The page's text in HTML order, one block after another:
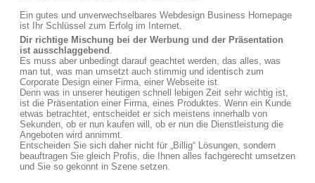
Ein gutes und unverwechselbares Webdesign Business Homepage
ist Ihr Schlüssel zum Erfolg im Internet.
Dir richtige Mischung bei der Werbung und der Präsentation
ist ausschlaggebend .
Es muss aber unbedingt darauf geachtet werden, das alles, was
man tut, was man umsetzt auch stimmig und identisch zum
Corporate Design einer Firma, einer Webseite ist.
Denn was in unserer heutigen schnell lebigen Zeit sehr wichtig ist,
ist die Präsentation einer Firma, eines Produktes. Wenn ein Kunde
etwas betrachtet, entscheidet er sich meistens innerhalb von
Sekunden, ob er nun kaufen will, ob er nun die Dienstleistung die
Angeboten wird annimmt.
Entscheiden Sie sich daher nicht für „Billig“ Lösungen, sondern
beauftragen Sie gleich Profis, die Ihnen alles fachgerecht umsetzen
und Sie so gekonnt in Szene setzen.